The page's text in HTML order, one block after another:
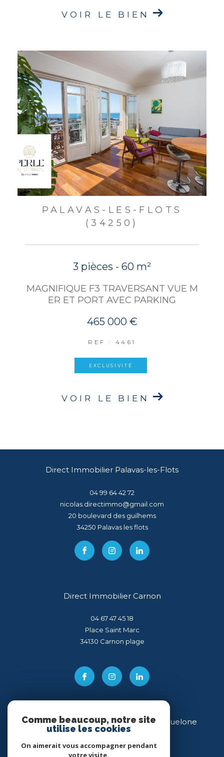
VOIR LE BIEN
PALAVAS-LES-FLOTS
(34250)
3 pièces - 60 m²
MAGNIFIQUE F3 TRAVERSANT VUE M
ER ET PORT AVEC PARKING
465 000 €
REF : 4461
EXCLUSIVITÉ
VOIR LE BIEN
Direct Immobilier Palavas-les-Flots
04 99 64 42 72
nicolas.directimmo@gmail.com
20 boulevard des guilhems
34250
palavas les flots
Direct Immobilier Carnon
04 67 47 45 18
Place Saint Marc
34130
carnon plage
Direct Immobilier Villeneuve-lès-Maguelone
04 99 54 11 43
Comme beaucoup, notre site
utilise les cookies
On aimerait vous accompagner pendant
votre visite.